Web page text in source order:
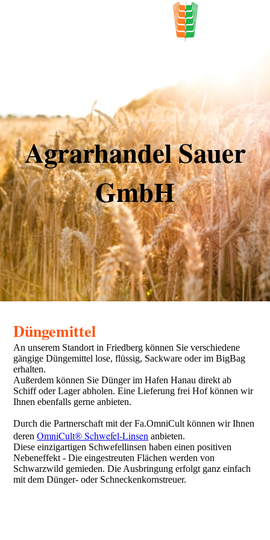
Agrarhandel Sauer
GmbH
Düngemittel
An unserem Standort in Friedberg können Sie verschiedene
gängige Düngemittel lose, flüssig, Sackware oder im BigBag
erhalten.
Außerdem können Sie Dünger im Hafen Hanau direkt ab
Schiff oder Lager abholen. Eine Lieferung frei Hof können wir
Ihnen ebenfalls gerne anbieten.
Durch die Partnerschaft mit der Fa.OmniCult können wir Ihnen
derenOmniCult® Schwefel-Linsen anbieten.
Diese einzigartigen Schwefellinsen haben einen positiven
Nebeneffekt - Die eingestreuten Flächen werden von
Schwarzwild gemieden. Die Ausbringung erfolgt ganz einfach
mit dem Dünger- oder Schneckenkornstreuer.